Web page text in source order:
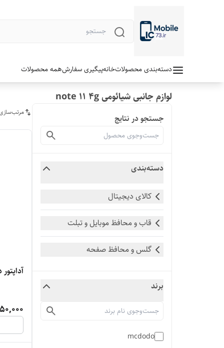
دسته‌بندی محصولاتخانهپیگیری سفارشهمه محصولات
لوازم جانبی شیائومی note 11 4g
جستجو در نتایج
دسته‌بندی
کالای دیجیتال
قاب و محافظ موبایل و تبلت
گلس و محافظ صفحه
برند
mcdodo
آداپتور